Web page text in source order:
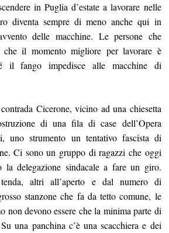
in Puglia d’estate a lavorare nelle
diventa sempre di meno anche qui in
delle macchine. Le persone che
che il momento migliore per lavorare è
il fango impedisce alle macchine di
Cicerone, vicino ad una chiesetta
di una fila di case dell’Opera
uno strumento un tentativo fascista di
Ci sono un gruppo di ragazzi che oggi
la delegazione sindacale a fare un giro.
altri all’aperto e dal numero di
stanzone che fa da tetto comune, le
non devono essere che la minima parte di
una panchina c’è una scacchiera e dei